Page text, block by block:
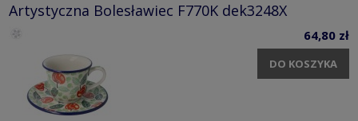
Artystyczna Bolesławiec F770K dek3248X
64,80 zł
DO KOSZYKA